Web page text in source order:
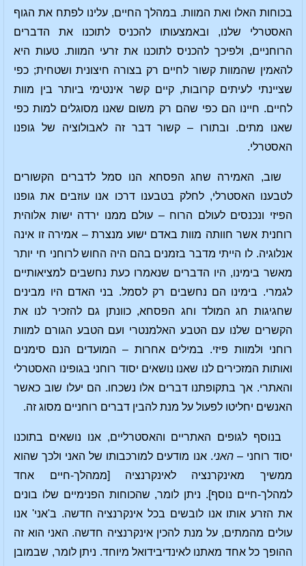
בכוחות האלו ואת המוות. במהלך החיים, עלינו לפתח את הגוף
האסטרלי שלנו, ובאמצעותו להכניס לתוכנו את הדברים
הרוחניים, ולפיכך להכניס לתוכנו את זרעי המוות. טעות היא
להאמין שהמוות קשור לחיים רק בצורה חיצונית ושטחית; כפי
שציינתי לעיתים קרובות, קיים קשר אינטימי ביותר בין מוות
לחיים. חיינו הם כפי שהם רק משום שאנו מסוגלים למות כפי
שאנו מתים. ובתורו – קשור דבר זה לאבולוציה של גופנו
האסטרלי.
שוב, האמירה שחג הפסחא הנו סמל לדברים הקשורים
לטבענו האסטרלי, לחלק בטבענו דרכו אנו עוזבים את גופנו
הפיזי ונכנסים לעולם הרוח – עולם ממנו ירדה ישות אלוהית
רוחנית אשר חוותה מוות באדם ישוע מנצרת – אמירה זו אינה
אנלוגיה. לו הייתי מדבר בזמנים בהם היה החוש לרוחני חי יותר
מאשר בימינו, היו הדברים שנאמרו כעת נחשבים למציאותיים
לגמרי. בימינו הם נחשבים רק לסמל. בני האדם היו מבינים
שחגיגות חג המולד וחג הפסחא, כוונתן גם להזכיר לנו את
הקשרים שלנו עם הטבע האלמנטרי ועם הטבע הגורם למוות
רוחני ולמוות פיזי. במילים אחרות – המועדים הנם סימנים
ואותות המזכירים לנו שאנו נושאים יסוד רוחני בגופינו האסטרלי
והאתרי. אך בתקופתנו דברים אלו נשכחו. הם יעלו שוב כאשר
האנשים יחליטו לפעול על מנת להבין דברים רוחניים מסוג זה.
בנוסף לגופים האתריים והאסטרליים, אנו נושאים בתוכנו
יסוד רוחני –האני. אנו מודעים למורכבותו של האני ולכך שהוא
ממשיך מאינקרנציה לאינקרנציה [ממהלך-חיים אחד
למהלך-חיים נוסף]. ניתן לומר, שהכוחות הפנימיים שלו בונים
את הזרע אותו אנו לובשים בכל אינקרנציה חדשה. ב'אני' אנו
עולים מהמתים, על מנת להכין אינקרנציה חדשה. האני הוא זה
ההופך כל אחד מאתנו לאינדיבידואל מיוחד. ניתן לומר, שבמובן